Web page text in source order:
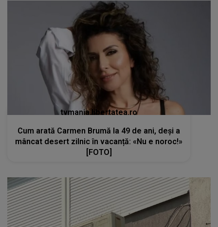
tvmania.libertatea.ro
Cum arată Carmen Brumă la 49 de ani, deși a
mâncat desert zilnic în vacanță: «Nu e noroc!»
[FOTO]